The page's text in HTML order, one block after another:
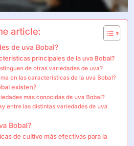
article:
de uva Bobal?
principales de la uva Bobal?
de otras variedades de uva?
en las características de la uva Bobal?
existen?
más conocidas de uva Bobal?
entre las distintas variedades de uva
Bobal?
de cultivo más efectivas para la